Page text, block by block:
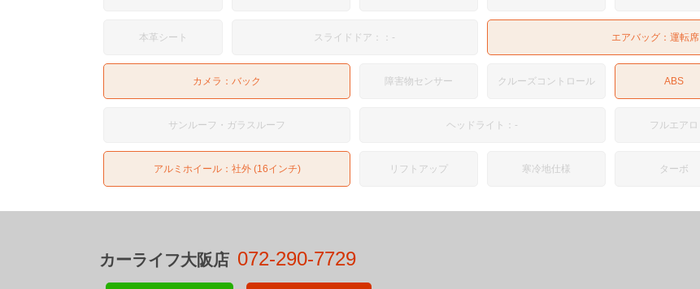
本革シート スライドドア：：- エアバッグ： 運転席
カメラ：バック 障害物センサー クルーズコントロール ABS
サンルーフ・ガラスルーフ ヘッドライト：- フルエアロ
アルミホイール：社外 (16インチ) リフトアップ 寒冷地仕様 ターボ
カーライフ大阪店 072-290-7729